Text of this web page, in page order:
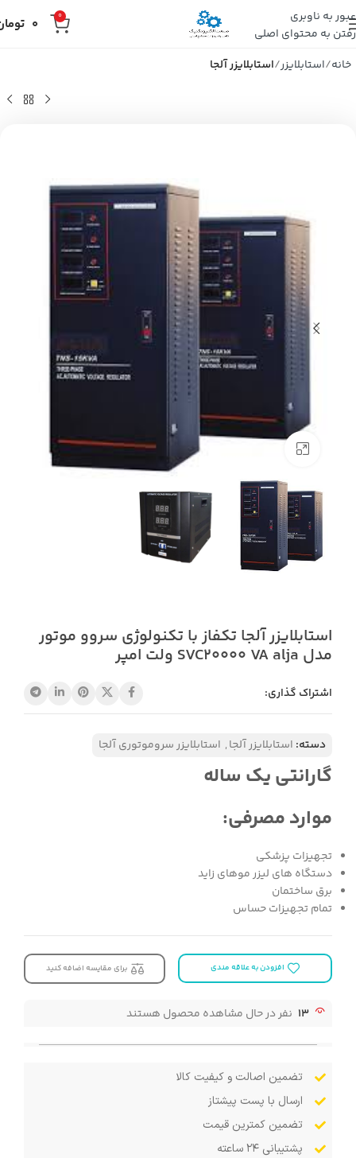
عبور به ناوبری
رفتن به محتوای اصلی
0
0
خانه استابلایزر استابلایزر آلجا
استابلایزر آلجا تکفاز با تکنولوژی سروو موتور
مدل SVC20000 VA alja ولت امپر
اشتراک گذاری:
دسته: استابلایزر آلجا, استابلایزر سروموتوری آلجا
گارانتی یک ساله
موارد مصرفی:
تجهیزات پزشکی
دستگاه های لیزر موهای زاید
برق ساختمان
تمام تجهیزات حساس
افزودن به علاقه مندی برای مقایسه اضافه کنید
13 نفر در حال مشاهده محصول هستند
تضمین اصالت و کیفیت کالا
ارسال با پست پیشتاز
تضمین کمترین قیمت
پشتیبانی ۲۴ ساعته